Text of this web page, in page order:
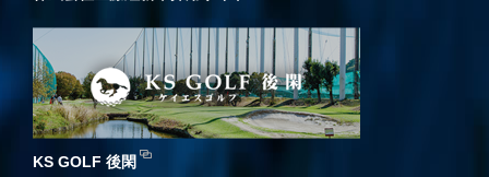
KS GOLF 後閑